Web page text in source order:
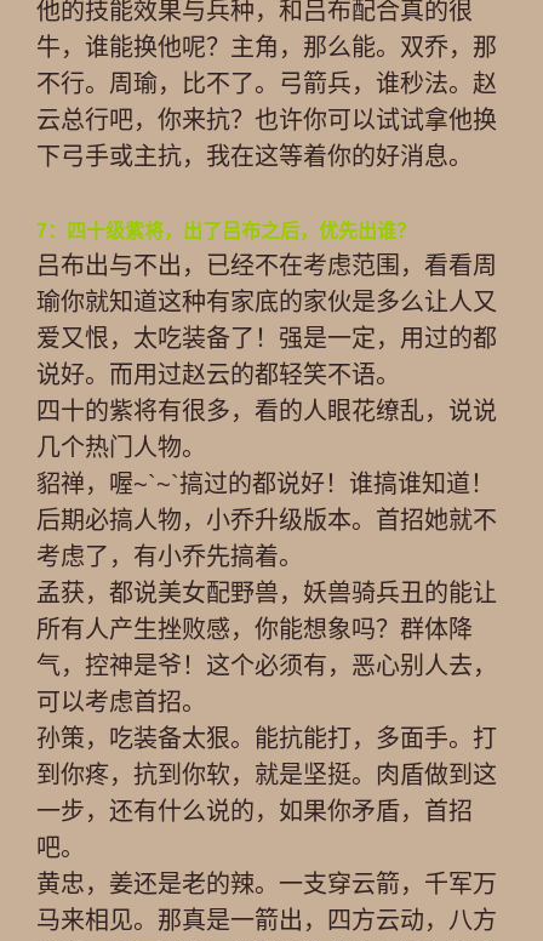
他的技能效果与兵种，和吕布配合真的很
牛，谁能换他呢？主角，那么能。双乔，那
不行。周瑜，比不了。弓箭兵，谁秒法。赵
云总行吧，你来抗？也许你可以试试拿他换
下弓手或主抗，我在这等着你的好消息。
7：四十级紫将，出了吕布之后，优先出谁？
吕布出与不出，已经不在考虑范围，看看周
瑜你就知道这种有家底的家伙是多么让人又
爱又恨，太吃装备了！强是一定，用过的都
说好。而用过赵云的都轻笑不语。
四十的紫将有很多，看的人眼花缭乱，说说
几个热门人物。
貂禅，喔~`~`搞过的都说好！谁搞谁知道！
后期必搞人物，小乔升级版本。首招她就不
考虑了，有小乔先搞着。
孟获，都说美女配野兽，妖兽骑兵丑的能让
所有人产生挫败感，你能想象吗？群体降
气，控神是爷！这个必须有，恶心别人去，
可以考虑首招。
孙策，吃装备太狠。能抗能打，多面手。打
到你疼，抗到你软，就是坚挺。肉盾做到这
一步，还有什么说的，如果你矛盾，首招
吧。
黄忠，姜还是老的辣。一支穿云箭，千军万
马来相见。那真是一箭出，四方云动，八方